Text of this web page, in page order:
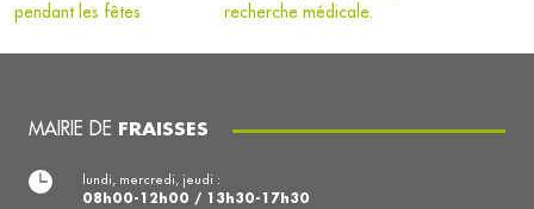
pendant les fêtes
recherche médicale.
MAIRIE DE FRAISSES
lundi, mercredi, jeudi :
08h00-12h00 / 13h30-17h30